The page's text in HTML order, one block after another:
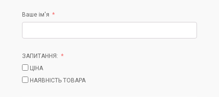
Ваше ім'я
ЗАПИТАННЯ:
ЦІНА
НАЯВНІСТЬ ТОВАРА